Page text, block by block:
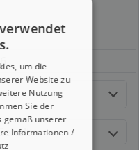
um die
Website zu
Nutzung
Sie der
gemäß unserer
Informationen /